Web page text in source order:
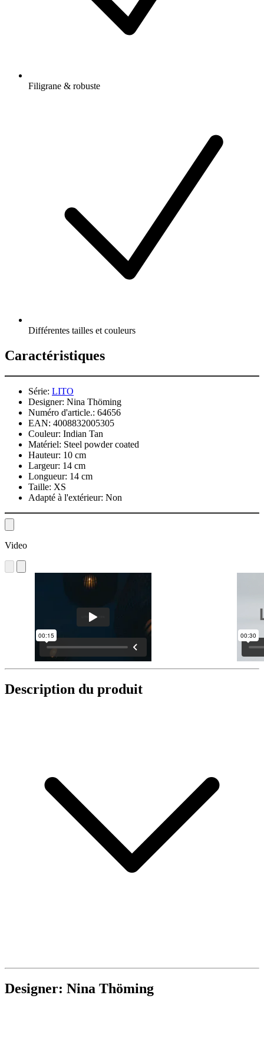
Filigrane & robuste
Différentes tailles et couleurs
Caractéristiques
Série: LITO
Designer: Nina Thöming
Numéro d'article.: 64656
EAN: 4008832005305
Couleur: Indian Tan
Matériel: Steel powder coated
Hauteur: 10 cm
Largeur: 14 cm
Longueur: 14 cm
Taille: XS
Adapté à l'extérieur: Non
Video
Description du produit
Designer: Nina Thöming